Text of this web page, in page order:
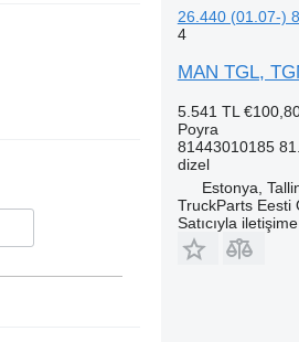
26.440 (01.07-)
4
MAN TGL,
5.541 TL
Poyra
81443010185
dizel
Estonya,
TruckParts Eesti
Satıcıyla